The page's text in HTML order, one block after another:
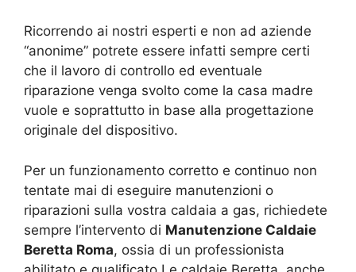
Ricorrendo ai nostri esperti e non ad aziende
“anonime” potrete essere infatti sempre certi
che il lavoro di controllo ed eventuale
riparazione venga svolto come la casa madre
vuole e soprattutto in base alla progettazione
originale del dispositivo.
Per un funzionamento corretto e continuo non
tentate mai di eseguire manutenzioni o
riparazioni sulla vostra caldaia a gas, richiedete
sempre l’intervento di Manutenzione Caldaie
Beretta Roma, ossia di un professionista